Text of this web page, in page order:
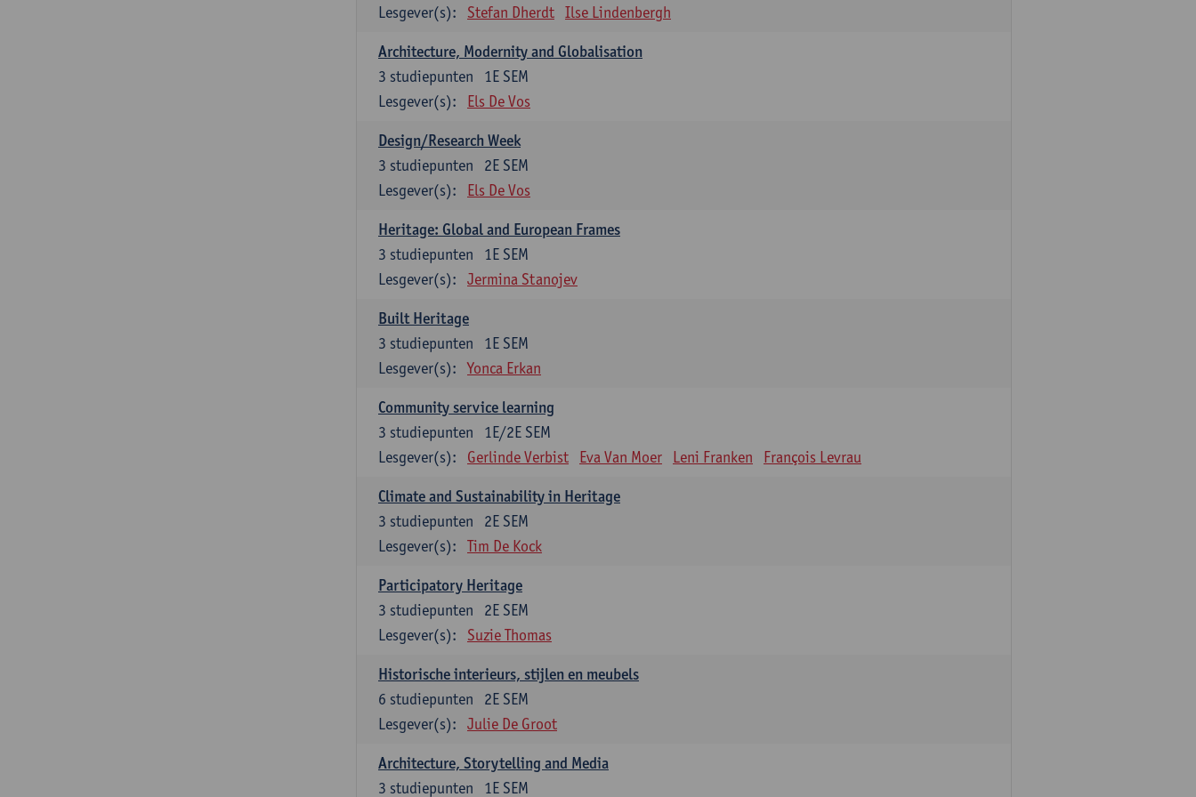
Lesgever(s):
Stefan Dherdt Ilse Lindenbergh
Architecture, Modernity and Globalisation
1E SEM
3 studiepunten
Lesgever(s):
Els De Vos
Design/Research Week
2E SEM
3 studiepunten
Lesgever(s):
Els De Vos
Heritage: Global and European Frames
1E SEM
3 studiepunten
Lesgever(s):
Jermina Stanojev
Built Heritage
1E SEM
3 studiepunten
Lesgever(s):
Yonca Erkan
Community service learning
1E/2E SEM
3 studiepunten
Lesgever(s):
Gerlinde Verbist Eva Van Moer Leni Franken François Levrau
Climate and Sustainability in Heritage
2E SEM
3 studiepunten
Lesgever(s):
Tim De Kock
Participatory Heritage
2E SEM
3 studiepunten
Lesgever(s):
Suzie Thomas
Historische interieurs, stijlen en meubels
2E SEM
6 studiepunten
Lesgever(s):
Julie De Groot
Architecture, Storytelling and Media
1E SEM
3 studiepunten